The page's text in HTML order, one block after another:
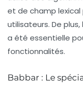
et de champ
utilisateurs. De
a été essentielle
fonctionnalités.
Babbar : Le